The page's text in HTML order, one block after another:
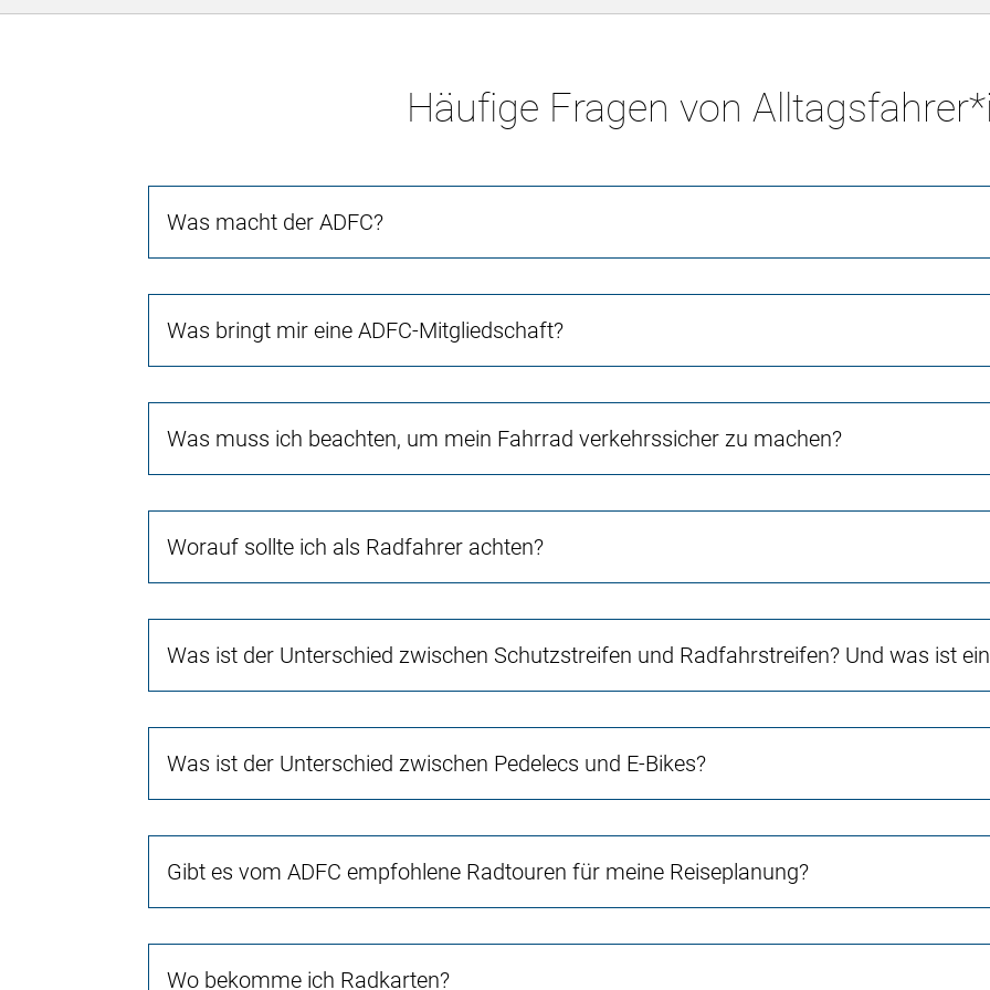
Häufige Fragen von
Was macht der ADFC?
Was bringt mir eine ADFC-Mitgliedschaft?
Was muss ich beachten, um mein Fahrrad verkehrssicher zu machen?
Worauf sollte ich als Radfahrer achten?
Was ist der Unterschied zwischen Schutzstreifen und Radfahrstreifen? Und was ist
Was ist der Unterschied zwischen Pedelecs und E-Bikes?
Gibt es vom ADFC empfohlene Radtouren für meine Reiseplanung?
Wo bekomme ich Radkarten?